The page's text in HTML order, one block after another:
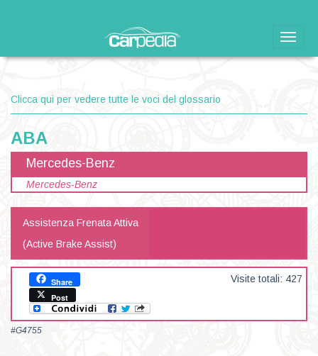
Toggle
Clicca qui per vedere tutte le voci del glossario
ABA
Mercedes-Benz
Mercedes-Benz
Assistenza Frenata Attiva
(Active Brake Assist)
Share
Post
Visite totali: 427
#G4755